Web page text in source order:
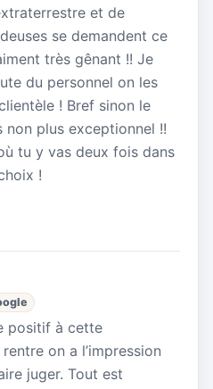
et de
se demandent ce
très gênant !! Je
du personnel on les
! Bref sinon le
non plus exceptionnel !!
tu y vas deux fois dans
!
positif à cette
on a l’impression
juger. Tout est